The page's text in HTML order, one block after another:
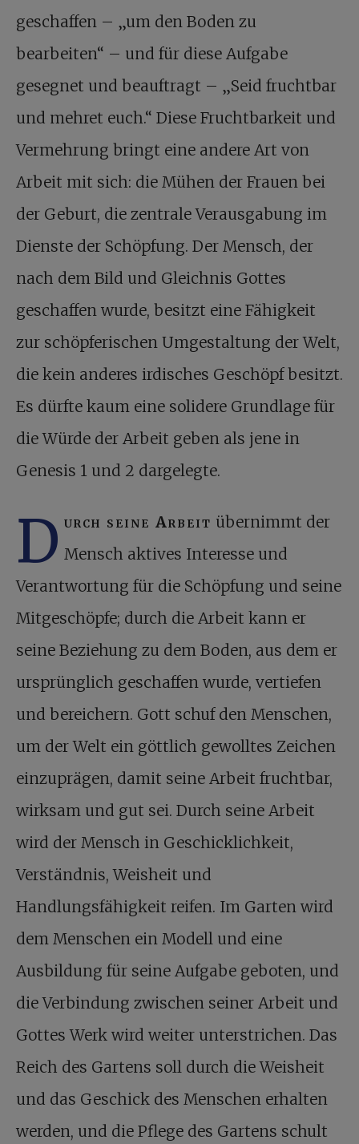
geschaffen – „um den Boden zu
bearbeiten“ – und für diese Aufgabe
gesegnet und beauftragt – „Seid fruchtbar
und mehret euch.“ Diese Fruchtbarkeit und
Vermehrung bringt eine andere Art von
Arbeit mit sich: die Mühen der Frauen bei
der Geburt, die zentrale Verausgabung im
Dienste der Schöpfung. Der Mensch, der
nach dem Bild und Gleichnis Gottes
geschaffen wurde, besitzt eine Fähigkeit
zur schöpferischen Umgestaltung der Welt,
die kein anderes irdisches Geschöpf besitzt.
Es dürfte kaum eine solidere Grundlage für
die Würde der Arbeit geben als jene in
Genesis 1 und 2 dargelegte.
D urch seine Arbeit übernimmt der
Mensch aktives Interesse und
Verantwortung für die Schöpfung und seine
Mitgeschöpfe; durch die Arbeit kann er
seine Beziehung zu dem Boden, aus dem er
ursprünglich geschaffen wurde, vertiefen
und bereichern. Gott schuf den Menschen,
um der Welt ein göttlich gewolltes Zeichen
einzuprägen, damit seine Arbeit fruchtbar,
wirksam und gut sei. Durch seine Arbeit
wird der Mensch in Geschicklichkeit,
Verständnis, Weisheit und
Handlungsfähigkeit reifen. Im Garten wird
dem Menschen ein Modell und eine
Ausbildung für seine Aufgabe geboten, und
die Verbindung zwischen seiner Arbeit und
Gottes Werk wird weiter unterstrichen. Das
Reich des Gartens soll durch die Weisheit
und das Geschick des Menschen erhalten
werden, und die Pflege des Gartens schult